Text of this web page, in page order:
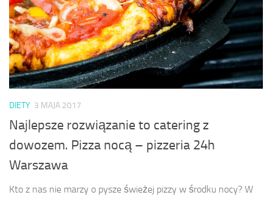
DIETY 3 MAJA 2017
Najlepsze rozwiązanie to catering z
dowozem. Pizza nocą – pizzeria 24h
Warszawa
Kto z nas nie marzy o pysze świeżej pizzy w środku nocy? W